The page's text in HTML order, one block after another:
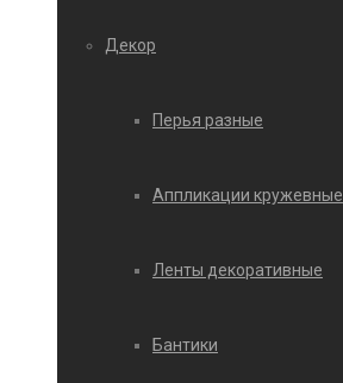
Декор
Перья разные
Аппликации кружевные
Ленты декоративные
Бантики